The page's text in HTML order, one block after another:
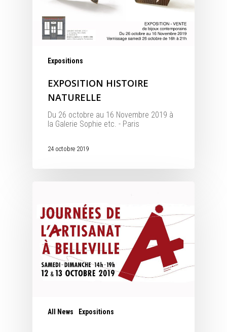
Expositions
EXPOSITION HISTOIRE
NATURELLE
Du 26 octobre au 16 Novembre 2019 à
la Galerie Sophie etc. - Paris
24 octobre 2019
All News Expositions